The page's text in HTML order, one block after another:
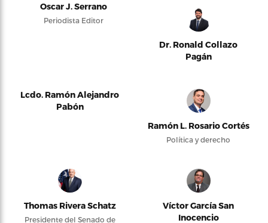
Oscar J. Serrano
Periodista Editor
Dr. Ronald Collazo
Pagán
Lcdo. Ramón Alejandro
Pabón
Ramón L. Rosario Cortés
Política y derecho
Thomas Rivera Schatz
Presidente del Senado de
Víctor García San
Inocencio